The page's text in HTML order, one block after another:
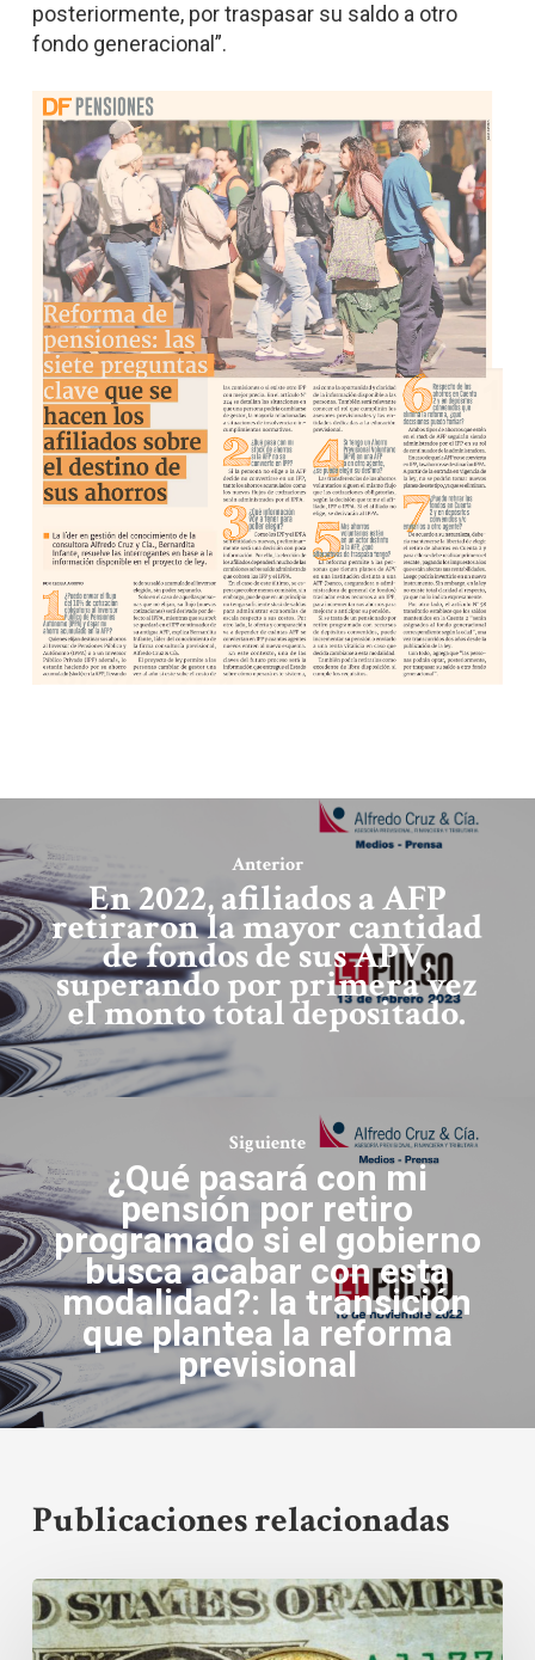
posteriormente, por traspasar su saldo a otro
fondo generacional”.
Anterior
En 2022, afiliados a AFP
retiraron la mayor cantidad
de fondos de sus APV,
superando por primera vez
el monto total depositado.
Siguiente
¿Qué pasará con mi
pensión por retiro
programado si el gobierno
busca acabar con esta
modalidad?: la transición
que plantea la reforma
previsional
Publicaciones relacionadas
Lo
que
el
Senado